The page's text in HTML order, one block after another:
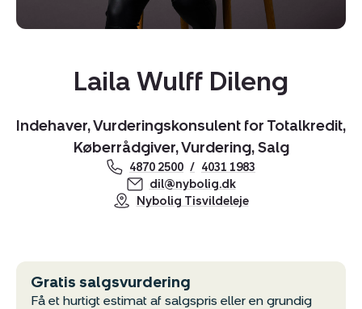
Laila Wulff Dileng
Indehaver, Vurderingskonsulent for Totalkredit,
Køberrådgiver, Vurdering, Salg
4870 2500
4031 1983
dil@nybolig.dk
Nybolig Tisvildeleje
Gratis salgsvurdering
Få et hurtigt estimat af salgspris eller en grundig
Kopier link
Del via mail